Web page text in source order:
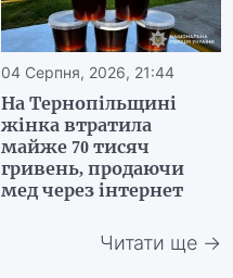
04 Серпня, 2026, 21:44
На Тернопільщині
жінка втратила
майже 70 тисяч
гривень, продаючи
мед через інтернет
Читати ще →